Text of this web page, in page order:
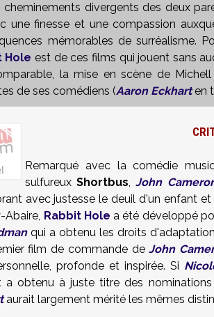
cheminements divergents des deux
une finesse et une compassion
mémorables de surréalisme.
Hole est de ces films qui jouent sans
la mise en scène de
de ses comédiens (Aaron Eckharten
Remarqué avec la comédie
sulfureuxShortbus,John
avec justesse le deuil d'un enfant
Abaire, Rabbit Hole a été développé
qui a obtenu les droits
film de commande deJohn
profonde et inspirée. Si
a obtenu à juste titre des
aurait largement mérité les mêmes